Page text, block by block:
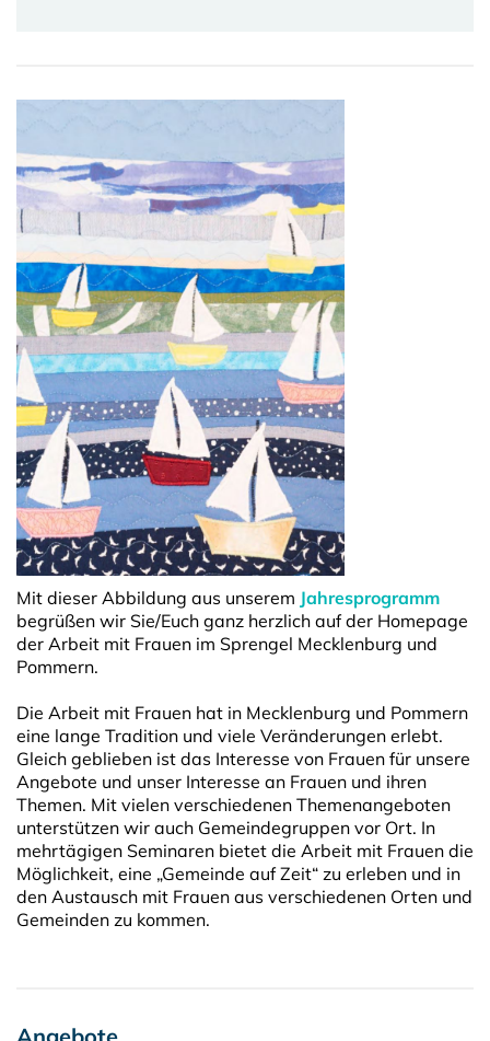
Mit dieser Abbildung aus unserem Jahresprogramm
begrüßen wir Sie/Euch ganz herzlich auf der Homepage
der Arbeit mit Frauen im Sprengel Mecklenburg und
Pommern.
Die Arbeit mit Frauen hat in Mecklenburg und Pommern
eine lange Tradition und viele Veränderungen erlebt.
Gleich geblieben ist das Interesse von Frauen für unsere
Angebote und unser Interesse an Frauen und ihren
Themen. Mit vielen verschiedenen Themenangeboten
unterstützen wir auch Gemeindegruppen vor Ort. In
mehrtägigen Seminaren bietet die Arbeit mit Frauen die
Möglichkeit, eine „Gemeinde auf Zeit“ zu erleben und in
den Austausch mit Frauen aus verschiedenen Orten und
Gemeinden zu kommen.